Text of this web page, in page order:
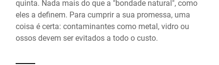
quinta. Nada mais do que a "bondade natural", como
eles a definem. Para cumprir a sua promessa, uma
coisa é certa: contaminantes como metal, vidro ou
ossos devem ser evitados a todo o custo.